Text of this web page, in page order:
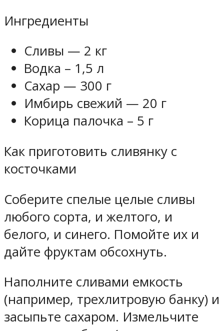
Ингредиенты
Сливы — 2 кг
Водка – 1,5 л
Сахар — 300 г
Имбирь свежий — 20 г
Корица палочка – 5 г
Как приготовить сливянку с
косточками
Соберите спелые целые сливы
любого сорта, и желтого, и
белого, и синего. Помойте их и
дайте фруктам обсохнуть.
Наполните сливами емкость
(например, трехлитровую банку) и
засыпьте сахаром. Измельчите